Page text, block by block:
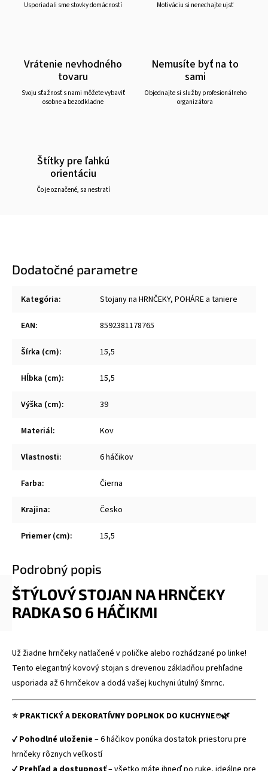
Usporiadali sme stovky domácností Motiváciu si nenechajte ujsť
Vrátenie nevhodného
tovaru
Svoju sťažnosť s nami môžete vybaviť
osobne a bezodkladne
Nemusíte byť na to
sami
Objednajte si služby profesionálneho
organizátora
Štítky pre ľahkú
orientáciu
Čo je označené, sa nestratí
Dodatočné parametre
Kategória: Stojany na HRNČEKY, POHÁRE a taniere
EAN: 8592381178765
Šírka (cm): 15,5
Hĺbka (cm): 15,5
Výška (cm): 39
Materiál: Kov
Vlastnosti: 6 háčikov
Farba: Čierna
Krajina: Česko
Priemer (cm): 15,5
Podrobný popis
ŠTÝLOVÝ STOJAN NA HRNČEKY
RADKA SO 6 HÁČIKMI
Už žiadne hrnčeky natlačené v poličke alebo rozhádzané po linke!
Tento elegantný kovový stojan s drevenou základňou prehľadne
usporiada až 6 hrnčekov a dodá vašej kuchyni útulný šmrnc.
⭐ PRAKTICKÝ A DEKORATÍVNY DOPLNOK DO KUCHYNE ☕🌿
✔ Pohodlné uloženie – 6 háčikov ponúka dostatok priestoru pre
hrnčeky rôznych veľkostí